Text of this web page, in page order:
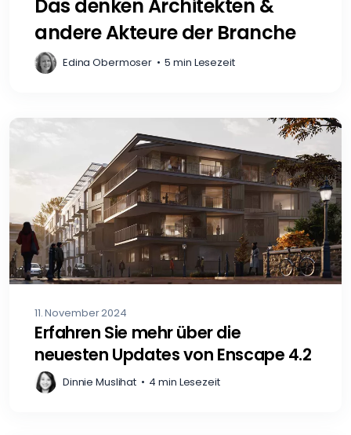
Das denken Architekten &
andere Akteure der Branche
Edina Obermoser • 5 min Lesezeit
11. November 2024
Erfahren Sie mehr über die
neuesten Updates von Enscape 4.2
Dinnie Muslihat • 4 min Lesezeit